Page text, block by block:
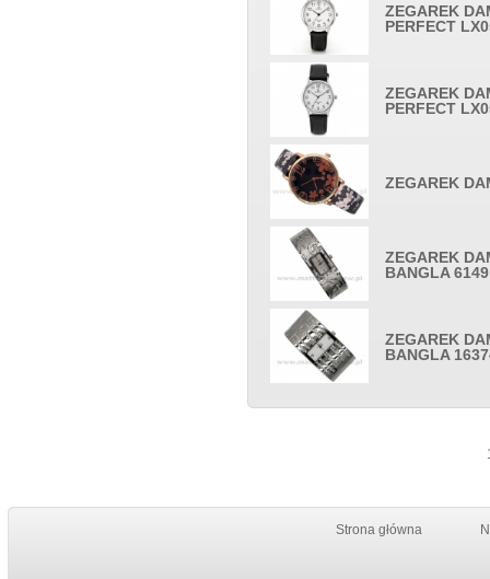
ZEGAREK
PERFECT
ZEGAREK
PERFECT
ZEGAREK
ZEGAREK
BANGLA 6149
ZEGAREK
BANGLA
Strona główna